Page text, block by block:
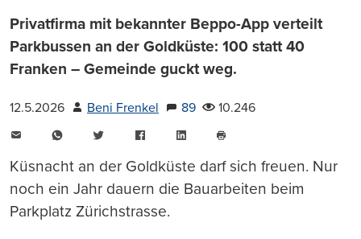
Privatfirma mit bekannter Beppo-App verteilt
Parkbussen an der Goldküste: 100 statt 40
Franken – Gemeinde guckt weg.
12.5.2026 Beni Frenkel 89
10.246
WhatsAppTwitter FacebookLinkedIn
drucken
Küsnacht an der Goldküste darf sich freuen. Nur
noch ein Jahr dauern die Bauarbeiten beim
Parkplatz Zürichstrasse.